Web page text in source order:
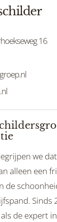
16
we
alleen een
de
Sinds
de expert